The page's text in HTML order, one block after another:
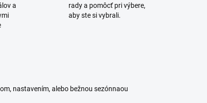
a
rady a pomôcť pri výbere,
aby ste si vybrali.
nastavením, alebo bežnou sezónnaou